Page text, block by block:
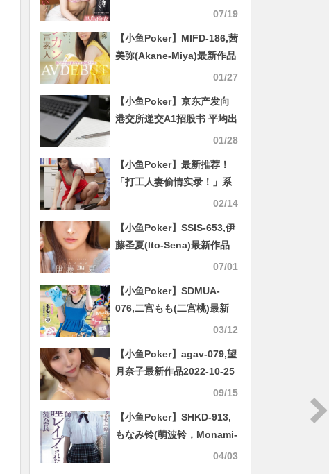
07/19
【小鱼Poker】MIFD-186,茜
美弥(Akane-Miya)最新作品
01/27
【小鱼Poker】京东产发向
港交所递交A1招股书 平均出
01/28
【小鱼Poker】最新推荐！
「打工人妻偷情实录！」系
02/14
【小鱼Poker】SSIS-653,伊
藤圣夏(Ito-Sena)最新作品
07/01
【小鱼Poker】SDMUA-
076,二宫もも(二宫桃)最新
作品2023/09/21发布！03/12
【小鱼Poker】agav-079,望
月奈子最新作品2022-10-25
09/15
【小鱼Poker】SHKD-913,
もなみ铃(萌波铃，Monami-
Suzu)最新作品2020/11/07
04/03